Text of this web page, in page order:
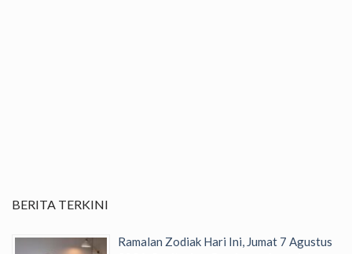
BERITA TERKINI
Ramalan Zodiak Hari Ini, Jumat 7 Agustus